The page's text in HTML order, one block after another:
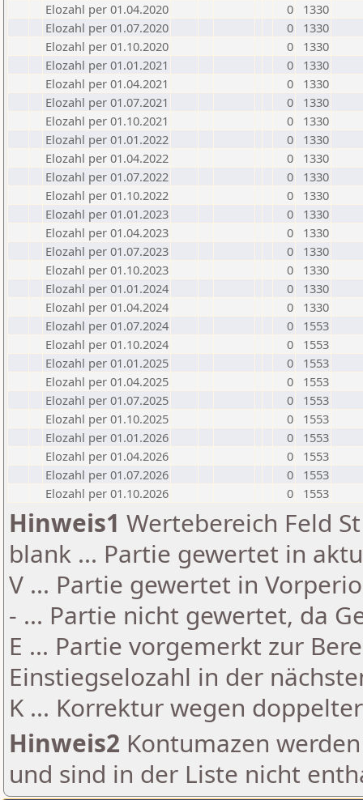
Elozahl per 01.04.2020
0
1330
Elozahl per 01.07.2020
0
1330
Elozahl per 01.10.2020
0
1330
Elozahl per 01.01.2021
0
1330
Elozahl per 01.04.2021
0
1330
Elozahl per 01.07.2021
0
1330
Elozahl per 01.10.2021
0
1330
Elozahl per 01.01.2022
0
1330
Elozahl per 01.04.2022
0
1330
Elozahl per 01.07.2022
0
1330
Elozahl per 01.10.2022
0
1330
Elozahl per 01.01.2023
0
1330
Elozahl per 01.04.2023
0
1330
Elozahl per 01.07.2023
0
1330
Elozahl per 01.10.2023
0
1330
Elozahl per 01.01.2024
0
1330
Elozahl per 01.04.2024
0
1330
Elozahl per 01.07.2024
0
1553
Elozahl per 01.10.2024
0
1553
Elozahl per 01.01.2025
0
1553
Elozahl per 01.04.2025
0
1553
Elozahl per 01.07.2025
0
1553
Elozahl per 01.10.2025
0
1553
Elozahl per 01.01.2026
0
1553
Elozahl per 01.04.2026
0
1553
Elozahl per 01.07.2026
0
1553
Elozahl per 01.10.2026
0 1553
Hinweis1 Wertebereich Feld
blank ... Partie gewertet in
V ... Partie gewertet in
- ... Partie nicht gewertet, da
E ... Partie vorgemerkt zur
Einstiegselozahl in der
K ... Korrektur wegen
Hinweis2 Kontumazen
und sind in der Liste nicht